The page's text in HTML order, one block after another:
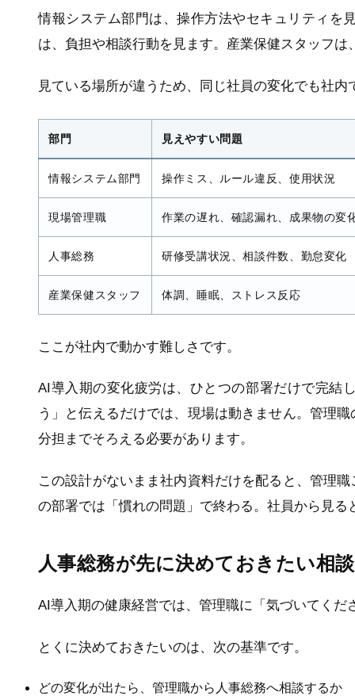
情報システム部門は、操作方法やセキュリティを
は、負担や相談行動を見ます。産業保健スタッフは
見ている場所が違うため、同じ社員の変化でも社内
部門 見えやすい問題
情報システム部門 操作ミス、ルール違反、使用状況
現場管理職 作業の遅れ、確認漏れ、成果物の変
人事総務 研修受講状況、相談件数、勤怠変化
産業保健スタッフ 体調、睡眠、ストレス反応
ここが社内で動かす難しさです。
AI導入期の変化疲労は、ひとつの部署だけで完結
う」と伝えるだけでは、現場は動きません。管理
分担までそろえる必要があります。
この設計がないまま社内資料だけを配ると、管理
の部署では「慣れの問題」で終わる。社員から見
人事総務が先に決めておきたい相
AI導入期の健康経営では、管理職に「気づいてく
とくに決めておきたいのは、次の基準です。
どの変化が出たら、管理職から人事総務へ相談するか